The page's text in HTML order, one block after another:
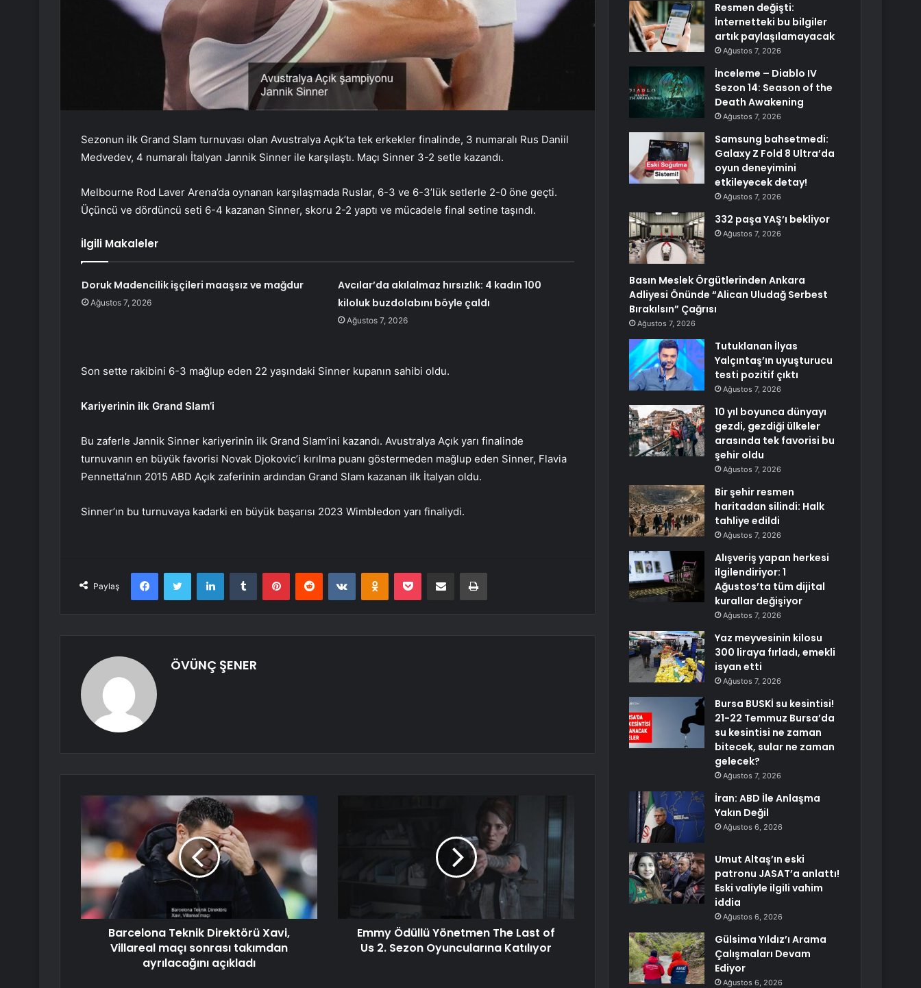
Sezonun ilk Grand Slam turnuvası olan Avustralya Açık’ta tek erkekler finalinde, 3 numaralı Rus Daniil
Medvedev, 4 numaralı İtalyan Jannik Sinner ile karşılaştı. Maçı Sinner 3-2 setle kazandı.
Melbourne Rod Laver Arena’da oynanan karşılaşmada Ruslar, 6-3 ve 6-3’lük setlerle 2-0 öne geçti.
Üçüncü ve dördüncü seti 6-4 kazanan Sinner, skoru 2-2 yaptı ve mücadele final setine taşındı.
İlgili Makaleler
Doruk Madencilik işçileri maaşsız ve mağdur
Ağustos 7, 2026
Avcılar’da akılalmaz hırsızlık: 4 kadın 100
kiloluk buzdolabını böyle çaldı
Ağustos 7, 2026
Son sette rakibini 6-3 mağlup eden 22 yaşındaki Sinner kupanın sahibi oldu.
Kariyerinin ilk Grand Slam’i
Bu zaferle Jannik Sinner kariyerinin ilk Grand Slam’ini kazandı. Avustralya Açık yarı finalinde
turnuvanın en büyük favorisi Novak Djokovic’i kırılma puanı göstermeden mağlup eden Sinner, Flavia
Pennetta’nın 2015 ABD Açık zaferinin ardından Grand Slam kazanan ilk İtalyan oldu.
Sinner’ın bu turnuvaya kadarki en büyük başarısı 2023 Wimbledon yarı finaliydi.
Paylaş
FacebookTwitter LinkedInTumblr PinterestReddit VKontakteOdnoklassniki
Pocket E-Posta ile paylaş Yazdır
ÖVÜNÇ ŞENER
Barcelona Teknik Direktörü Xavi,
Villareal maçı sonrası takımdan
ayrılacağını açıkladı
Emmy Ödüllü Yönetmen The Last of
Us 2. Sezon Oyuncularına Katılıyor
Resmen değişti:
İnternetteki bu bilgiler
artık paylaşılamayacak
Ağustos 7, 2026
İnceleme – Diablo IV
Sezon 14: Season of the
Death Awakening
Ağustos 7, 2026
Samsung bahsetmedi:
Galaxy Z Fold 8 Ultra’da
oyun deneyimini
etkileyecek detay!
Ağustos 7, 2026
332 paşa YAŞ’ı bekliyor
Ağustos 7, 2026
Basın Meslek Örgütlerinden Ankara
Adliyesi Önünde “Alican Uludağ Serbest
Bırakılsın” Çağrısı
Ağustos 7, 2026
Tutuklanan İlyas
Yalçıntaş’ın uyuşturucu
testi pozitif çıktı
Ağustos 7, 2026
10 yıl boyunca dünyayı
gezdi, gezdiği ülkeler
arasında tek favorisi bu
şehir oldu
Ağustos 7, 2026
Bir şehir resmen
haritadan silindi: Halk
tahliye edildi
Ağustos 7, 2026
Alışveriş yapan herkesi
ilgilendiriyor: 1
Ağustos’ta tüm dijital
kurallar değişiyor
Ağustos 7, 2026
Yaz meyvesinin kilosu
300 liraya fırladı, emekli
isyan etti
Ağustos 7, 2026
Bursa BUSKİ su kesintisi!
21-22 Temmuz Bursa’da
su kesintisi ne zaman
bitecek, sular ne zaman
gelecek?
Ağustos 7, 2026
İran: ABD İle Anlaşma
Yakın Değil
Ağustos 6, 2026
Umut Altaş’ın eski
patronu JASAT’a anlattı!
Eski valiyle ilgili vahim
iddia
Ağustos 6, 2026
Gülsima Yıldız’ı Arama
Çalışmaları Devam
Ediyor
Ağustos 6, 2026